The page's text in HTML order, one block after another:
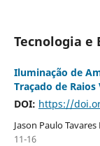
Tecnologia e
Iluminação de
Traçado de
DOI: https://
Jason Paulo
11-16